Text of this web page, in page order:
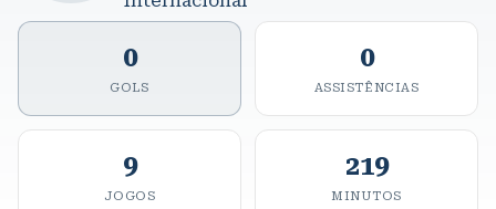
0
GOLS
0
ASSISTÊNCIAS
9
JOGOS
219
MINUTOS